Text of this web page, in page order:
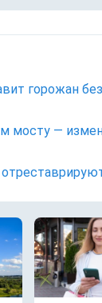
горожан
мосту —